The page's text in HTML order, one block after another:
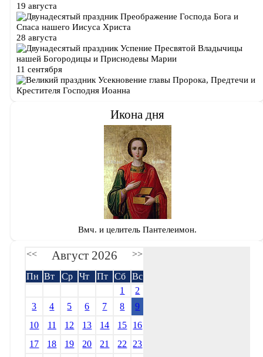
19 августа
Преображение Господа Бога и
Спаса нашего Иисуса Христа
28 августа
Успение Пресвятой Владычицы
нашей Богородицы и Приснодевы Марии
11 сентября
Усекновение главы Пророка, Предтечи и
Крестителя Господня Иоанна
Икона дня
Вмч. и целитель Пантелеимон.
<< Август 2026 >>
Пн Вт Ср Чт Пт Сб
Вс
1
2
3
4 5 6 7 8
9
10
11 12 13 14 15
16
17
18 19 20 21 22
23